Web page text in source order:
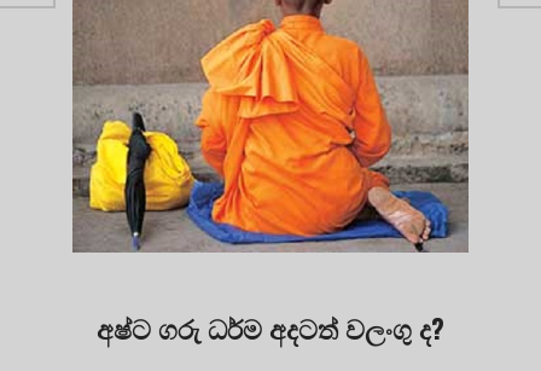
අෂ්ට ගරු ධර්ම අදටත් වලංගු ද?